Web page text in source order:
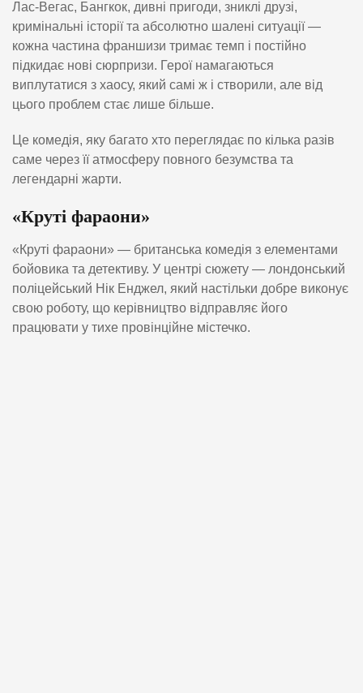
Лас-Вегас, Бангкок, дивні пригоди, зниклі друзі,
кримінальні історії та абсолютно шалені ситуації —
кожна частина франшизи тримає темп і постійно
підкидає нові сюрпризи. Герої намагаються
виплутатися з хаосу, який самі ж і створили, але від
цього проблем стає лише більше.
Це комедія, яку багато хто переглядає по кілька разів
саме через її атмосферу повного безумства та
легендарні жарти.
«Круті фараони»
«Круті фараони» — британська комедія з елементами
бойовика та детективу. У центрі сюжету — лондонський
поліцейський Нік Енджел, який настільки добре виконує
свою роботу, що керівництво відправляє його
працювати у тихе провінційне містечко.